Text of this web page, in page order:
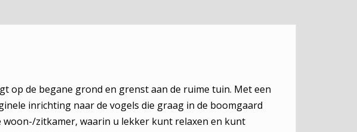
op de begane grond en grenst aan de ruime tuin. Met een
inrichting naar de vogels die graag in de boomgaard
woon-/zitkamer, waarin u lekker kunt relaxen en kunt